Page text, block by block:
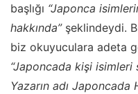
başlığı “Japonca
hakkında”şeklindeydi.
biz okuyuculara adeta
“Japoncada kişi isimleri
Yazarın adı Japoncada